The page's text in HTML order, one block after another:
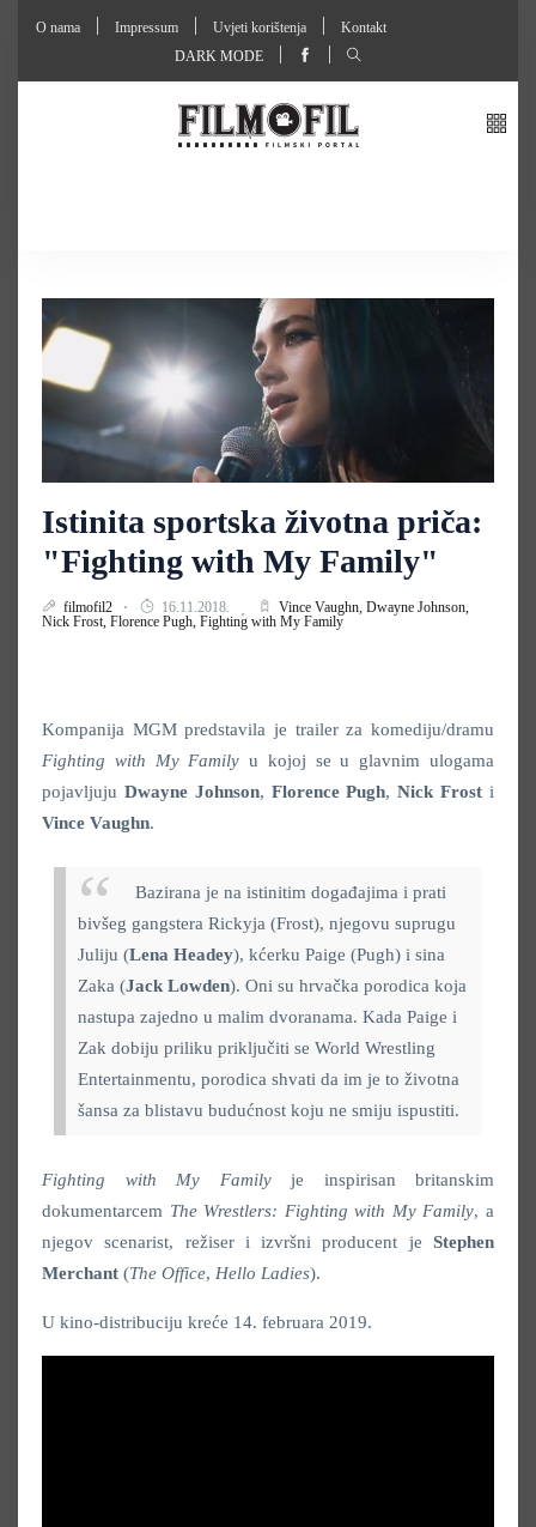
O nama Impressum Uvjeti korištenja
Kontakt
DARK MODE
Istinita sportska životna priča:
"Fighting with My Family"
filmofil2 16.11.2018. Vince Vaughn, Dwayne Johnson,
Nick Frost, Florence Pugh, Fighting with My Family
Kompanija MGM predstavila je trailer za komediju/dramu
Fighting with My Family u kojoj se u glavnim ulogama
pojavljuju Dwayne Johnson, Florence Pugh,Nick Frost i
Vince Vaughn.
Bazirana je na istinitim događajima i prati
bivšeg gangstera Rickyja (Frost), njegovu suprugu
Juliju (Lena Headey), kćerku Paige (Pugh) i sina
Zaka (Jack Lowden). Oni su hrvačka porodica koja
nastupa zajedno u malim dvoranama. Kada Paige i
Zak dobiju priliku priključiti se World Wrestling
Entertainmentu, porodica shvati da im je to životna
šansa za blistavu budućnost koju ne smiju ispustiti.
Fighting with My Familyje inspirisan britanskim
dokumentarcem The Wrestlers: Fighting with My Family, a
njegov scenarist, režiser i izvršni producent je Stephen
Merchant (The Office, Hello Ladies).
U kino-distribuciju kreće 14. februara 2019.